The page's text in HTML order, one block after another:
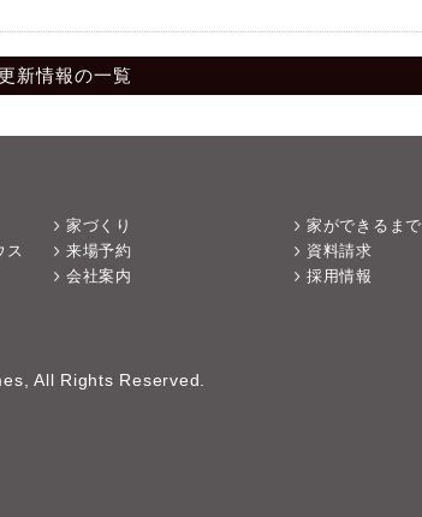
新情報の一覧
家づくり 家ができるまで
ス
来場予約 資料請求
会社案内 採用情報
All Rights Reserved.